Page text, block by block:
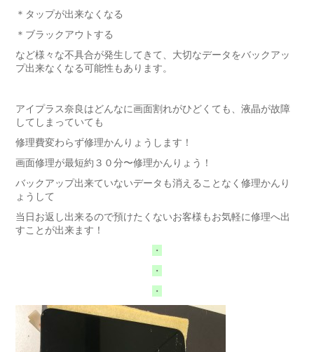
＊タップが出来なくなる
＊ブラックアウトする
など様々な不具合が発生してきて、大切なデータをバックアッ
プ出来なくなる可能性もあります。
アイプラス奈良はどんなに画面割れがひどくても、液晶が故障
してしまっていても
修理費変わらず修理かんりょうします！
画面修理が最短約３０分〜修理かんりょう！
バックアップ出来ていないデータも消えることなく修理かんり
ょうして
当日お返し出来るので預けたくないお客様もお気軽に修理へ出
すことが出来ます！
・
・
・